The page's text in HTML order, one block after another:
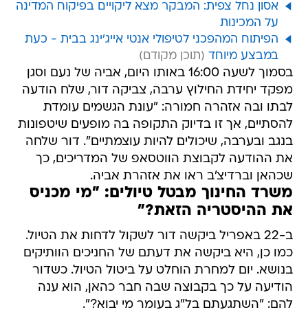
אסון נחל צפית: המבקר מצא ליקויים בפיקוח המדינה
על המכינות
הפיתוח המהפכני לטיפולי אנטי אייג'ינג בבית - כעת
במבצע מיוחד
בסמוך לשעה 16:00 באותו היום, אביה של נעם וסגן
מפקד יחידת החילוץ ערבה, צביקה דור, שלח הודעה
לבתו ובה אזהרה חמורה: "עונת הגשמים עומדת
להסתיים, אך זו בדיוק התקופה בה מופעים שיטפונות
בנגב ובערבה, שיכולים להיות עוצמתיים". דור שלחה
את ההודעה לקבוצת הווטסאפ של המדריכים, כך
שכהאן וברדיצ'ב ראו את אזהרת אביה.
משרד החינוך מבטל טיולים: "מי מכניס
את ההיסטריה הזאת?"
ב-22 באפריל ביקשה דור לשקול לדחות את הטיול.
כמו כן, היא ביקשה את דעתם של החניכים הוותיקים
בנושא. יום למחרת הוחלט על ביטול הטיול. כשדור
הודיעה על כך בקבוצה שבה חבר כהאן, הוא ענה
להם: "השתגעתם בל"ג בעומר מי יבוא?".